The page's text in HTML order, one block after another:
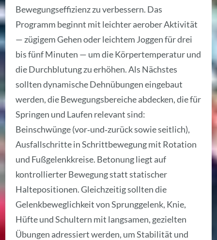
Bewegungseffizienz zu verbessern. Das
Programm beginnt mit leichter aerober Aktivität
— zügigem Gehen oder leichtem Joggen für drei
bis fünf Minuten — um die Körpertemperatur und
die Durchblutung zu erhöhen. Als Nächstes
sollten dynamische Dehnübungen eingebaut
werden, die Bewegungsbereiche abdecken, die für
Springen und Laufen relevant sind:
Beinschwünge (vor‑und‑zurück sowie seitlich),
Ausfallschritte in Schrittbewegung mit Rotation
und Fußgelenkkreise. Betonung liegt auf
kontrollierter Bewegung statt statischer
Haltepositionen. Gleichzeitig sollten die
Gelenkbeweglichkeit von Sprunggelenk, Knie,
Hüfte und Schultern mit langsamen, gezielten
Übungen adressiert werden, um Stabilität und